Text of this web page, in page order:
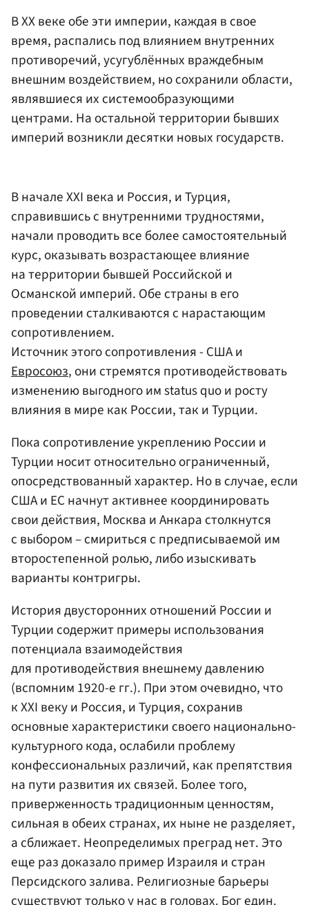
В ХХ веке обе эти империи, каждая в свое
время, распались под влиянием внутренних
противоречий, усугублённых враждебным
внешним воздействием, но сохранили области,
являвшиеся их системообразующими
центрами. На остальной территории бывших
империй возникли десятки новых государств.
В начале XXI века и Россия, и Турция,
справившись с внутренними трудностями,
начали проводить все более самостоятельный
курс, оказывать возрастающее влияние
на территории бывшей Российской и
Османской империй. Обе страны в его
проведении сталкиваются с нарастающим
сопротивлением.
Источник этого сопротивления - США и
Евросоюз, они стремятся противодействовать
изменению выгодного им status quo и росту
влияния в мире как России, так и Турции.
Пока сопротивление укреплению России и
Турции носит относительно ограниченный,
опосредствованный характер. Но в случае, если
США и ЕС начнут активнее координировать
свои действия, Москва и Анкара столкнутся
с выбором – смириться с предписываемой им
второстепенной ролью, либо изыскивать
варианты контригры.
История двусторонних отношений России и
Турции содержит примеры использования
потенциала взаимодействия
для противодействия внешнему давлению
(вспомним 1920-е гг.). При этом очевидно, что
к XXI веку и Россия, и Турция, сохранив
основные характеристики своего национально-
культурного кода, ослабили проблему
конфессиональных различий, как препятствия
на пути развития их связей. Более того,
приверженность традиционным ценностям,
сильная в обеих странах, их ныне не разделяет,
а сближает. Неопределимых преград нет. Это
еще раз доказало пример Израиля и стран
Персидского залива. Религиозные барьеры
существуют только у нас в головах. Бог един.